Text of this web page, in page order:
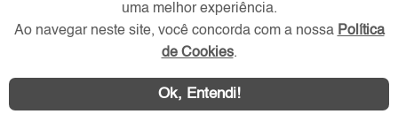
uma melhor experiência.
Ao navegar neste site, você concorda com a nossa Política
de Cookies.
Ok, Entendi!